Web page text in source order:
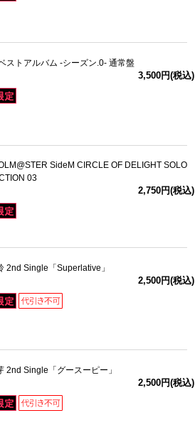
ストアルバム -シーズン.0- 通常盤
3,500円(税込)
SideM CIRCLE OF DELIGHT SOLO
03
2,750円(税込)
2nd Single「Superlative」
2,500円(税込)
2nd Single「グースーピー」
2,500円(税込)